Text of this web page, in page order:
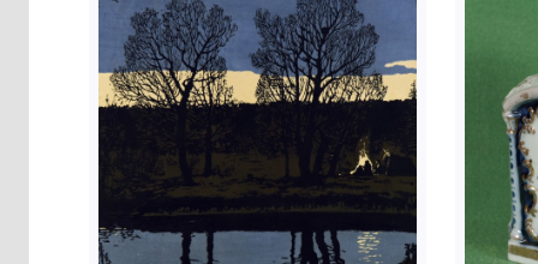
Інші предмети